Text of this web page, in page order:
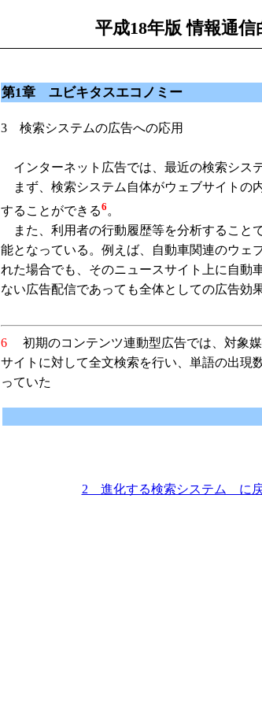
平成18年版 情報通信
第1章 ユビキタスエコノミー
3 検索システムの広告への応用
インターネット広告では、最近の検索シス
まず、検索システム自体がウェブサイトの
することができる6 。
また、利用者の行動履歴等を分析すること
能となっている。例えば、自動車関連のウェ
れた場合でも、そのニュースサイト上に自動
ない広告配信であっても全体としての広告効
6
初期のコンテンツ連動型広告では、対象
サイトに対して全文検索を行い、単語の出現
っていた
2 進化する検索システム に